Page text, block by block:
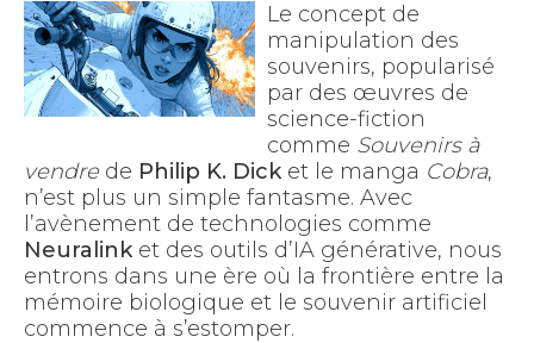
Le concept de
manipulation des
souvenirs, popularisé
par des œuvres de
science-fiction
comme Souvenirs à
vendrede Philip K. Dicket le manga Cobra,
n’est plus un simple fantasme. Avec
l’avènement de technologies comme
Neuralink et des outils d’IA générative, nous
entrons dans une ère où la frontière entre la
mémoire biologique et le souvenir artificiel
commence à s’estomper.